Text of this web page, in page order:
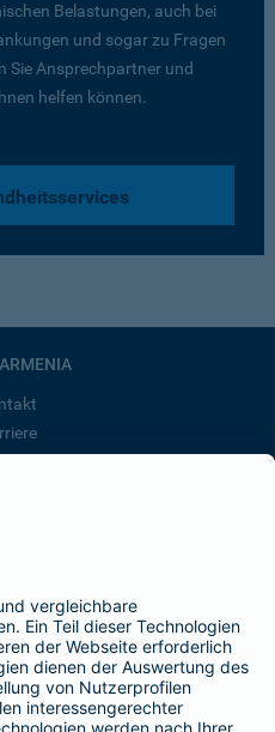
Belastungen, auch bei
und sogar zu Fragen
Sie Ansprechpartner und
helfen können.
BarmeniaGothaer
SEITEN